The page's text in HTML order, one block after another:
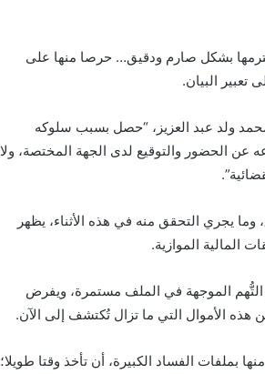
بشكل صارم ودقيق… حرصا منها على
البيان.
ولد عبد العزيز، “حصل بسبب سلوكه
عن الحضور والتوقيع لدى الجهة المختصة، ولا
يجري التحقق منه في هذه الأثناء، يظهر
المالية الموازية.
التُّهم الموجهة في الملف مستمرة، ويفرض
الأموال التي ما تزال تُكتشف إلى الآن.
بملفات الفساد الكبيرة، أن تأخذ وقتا طويلا؛